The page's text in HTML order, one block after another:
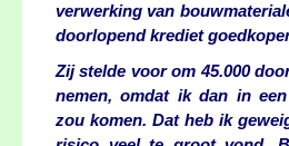
verwerking van
doorlopend krediet
Zij stelde voor om 45.000
nemen, omdat ik dan in
zou komen. Dat heb ik